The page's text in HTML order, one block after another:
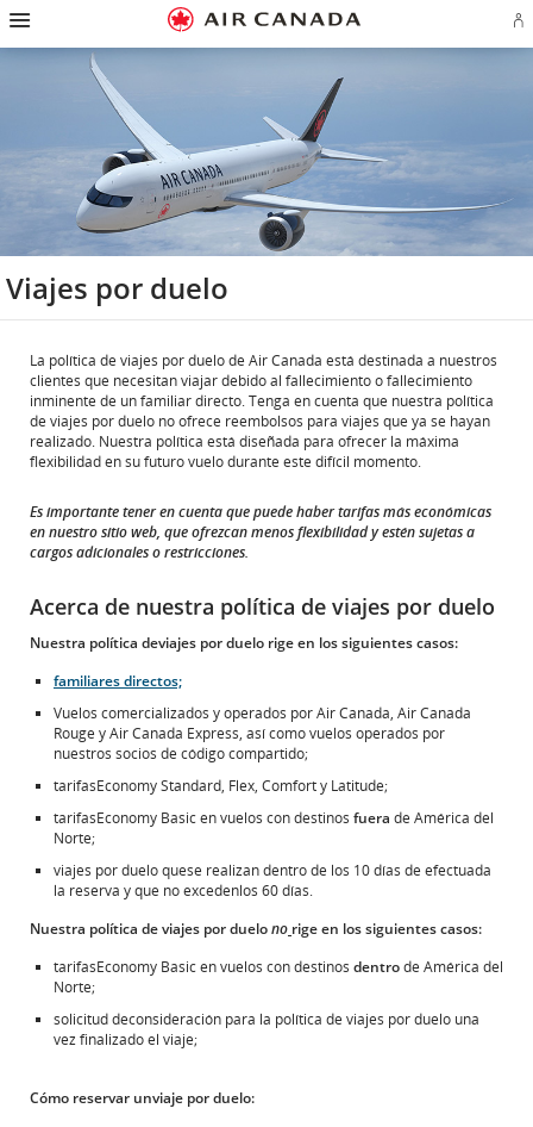
página
Omitir
pasar
principal
Omitir
pasar
campo
Omitir
pasar
de
página
Omitir
pasar
Omitir
pasar
Viajes por duelo
La política de viajes por duelo de Air Canada está destinada a nuestros
clientes que necesitan viajar debido al fallecimiento o fallecimiento
inminente de un familiar directo. Tenga en cuenta que nuestra política
de viajes por duelo no ofrece reembolsos para viajes que ya se hayan
realizado. Nuestra política está diseñada para ofrecer la máxima
flexibilidad en su futuro vuelo durante este difícil momento.
Es importante tener en cuenta que puede haber tarifas más económicas
en nuestro sitio web, que ofrezcan menos flexibilidad y estén sujetas a
cargos adicionales o restricciones.
Acerca de nuestra política de viajes por duelo
Nuestra política deviajes por duelo rige en los siguientes casos:
familiares directos;
Vuelos comercializados y operados por Air Canada, Air Canada
Rouge y Air Canada Express, así como vuelos operados por
nuestros socios de código compartido;
tarifasEconomy Standard, Flex, Comfort y Latitude;
tarifasEconomy Basic en vuelos con destinos fuera de América del
Norte;
viajes por duelo quese realizan dentro de los 10 días de efectuada
la reserva y que no excedenlos 60 días.
Nuestra política de viajes por duelono rige en los siguientes casos:
tarifasEconomy Basic en vuelos con destinos dentrode América del
Norte;
solicitud deconsideración para la política de viajes por duelo una
vez finalizado el viaje;
Cómo reservar unviaje por duelo: